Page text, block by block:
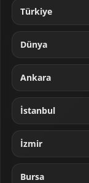
Türkiye
Dünya
Ankara
İstanbul
İzmir
Bursa